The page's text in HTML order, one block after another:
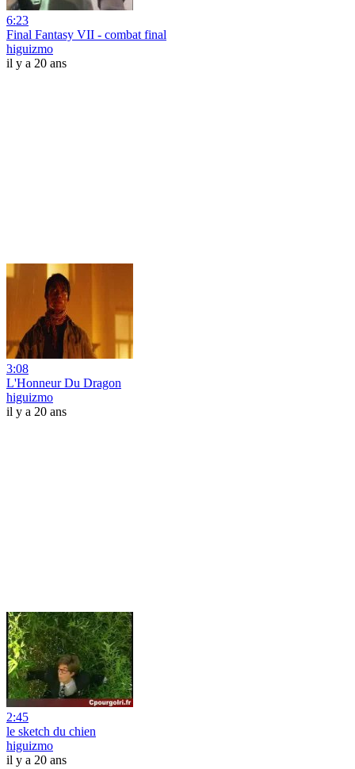
6:23
Final Fantasy VII - combat final
higuizmo
il y a 20 ans
3:08
L'Honneur Du Dragon
higuizmo
il y a 20 ans
2:45
le sketch du chien
higuizmo
il y a 20 ans